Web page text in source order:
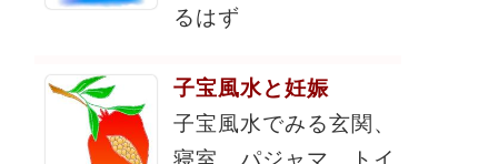
るはず
子宝風水と妊娠
子宝風水でみる玄関、